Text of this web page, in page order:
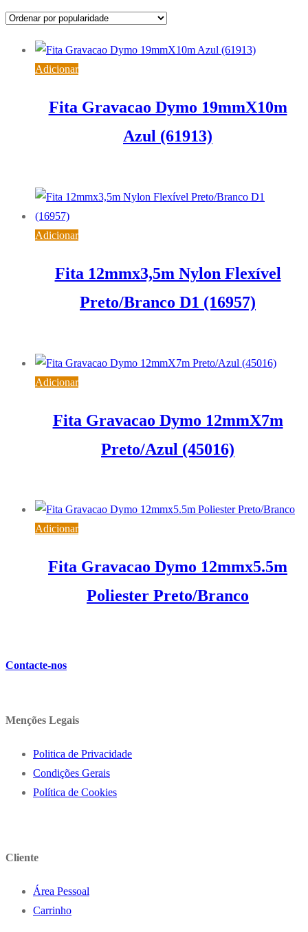
popularidade
Adicionar
Fita Gravacao Dymo 19mmX10m
Azul (61913)
Adicionar
Fita 12mmx3,5m Nylon Flexível
Preto/Branco D1 (16957)
Adicionar
Fita Gravacao Dymo 12mmX7m
Preto/Azul (45016)
Adicionar
Fita Gravacao Dymo 12mmx5.5m
Poliester Preto/Branco
Contacte-nos
Menções Legais
Politica de Privacidade
Condições Gerais
Política de Cookies
Cliente
Área Pessoal
Carrinho